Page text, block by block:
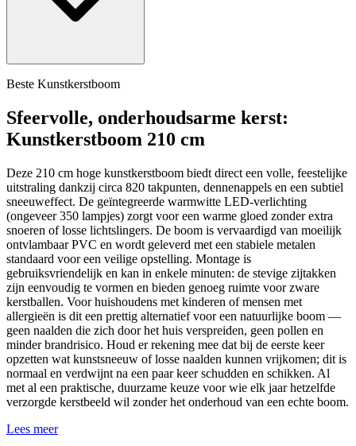
Beste Kunstkerstboom
Sfeervolle, onderhoudsarme kerst:
Kunstkerstboom 210 cm
Deze 210 cm hoge kunstkerstboom biedt direct een volle, feestelijke
uitstraling dankzij circa 820 takpunten, dennenappels en een subtiel
sneeuweffect. De geïntegreerde warmwitte LED-verlichting
(ongeveer 350 lampjes) zorgt voor een warme gloed zonder extra
snoeren of losse lichtslingers. De boom is vervaardigd van moeilijk
ontvlambaar PVC en wordt geleverd met een stabiele metalen
standaard voor een veilige opstelling. Montage is
gebruiksvriendelijk en kan in enkele minuten: de stevige zijtakken
zijn eenvoudig te vormen en bieden genoeg ruimte voor zware
kerstballen. Voor huishoudens met kinderen of mensen met
allergieën is dit een prettig alternatief voor een natuurlijke boom —
geen naalden die zich door het huis verspreiden, geen pollen en
minder brandrisico. Houd er rekening mee dat bij de eerste keer
opzetten wat kunstsneeuw of losse naalden kunnen vrijkomen; dit is
normaal en verdwijnt na een paar keer schudden en schikken. Al
met al een praktische, duurzame keuze voor wie elk jaar hetzelfde
verzorgde kerstbeeld wil zonder het onderhoud van een echte boom.
Lees meer